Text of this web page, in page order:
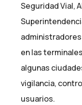
Seguridad Vial,
en las
algunas
vigilancia,
usuarios.